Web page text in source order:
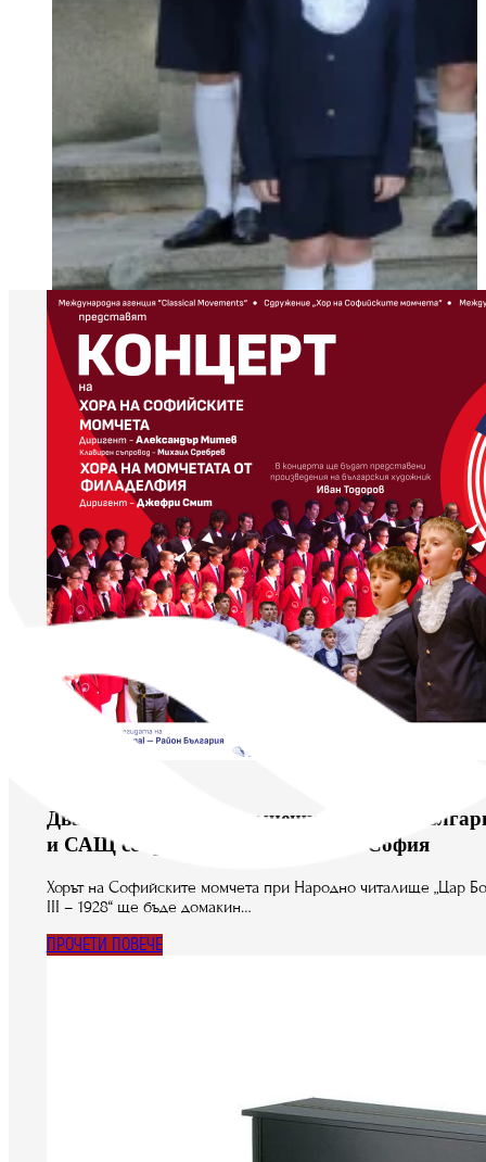
Два емблематични момчешки хора от
и САЩ се срещат на една сцена в София
Хорът на Софийските момчета при Народно читалище „Цар
III – 1928“ ще бъде домакин…
ПРОЧЕТИ ПОВЕЧЕ